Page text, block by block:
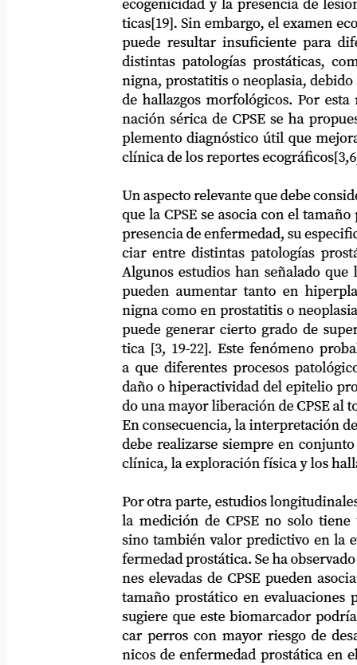
ecogenicidad y la presencia de lesiones
ticas[19]. Sin embargo, el examen
puede resultar insuficiente para
distintas patologías prostáticas, como
nigna, prostatitis o neoplasia, debido a la
de hallazgos morfológicos. Por esta
nación sérica de CPSE se ha propuesto
plemento diagnóstico útil que mejora la
clínica de los reportes
Un aspecto relevante que debe
que la CPSE se asocia con el tamaño
presencia de enfermedad, su
ciar entre distintas patologías
Algunos estudios han señalado que los
pueden aumentar tanto en hiperplasia
nigna como en prostatitis o neoplasia
puede generar cierto grado de
tica [3, 19-22]. Este fenómeno
a que diferentes procesos patológicos
daño o hiperactividad del epitelio
do una mayor liberación de CPSE al
En consecuencia, la interpretación de
debe realizarse siempre en conjunto con
clínica, la exploración física y los
Por otra parte, estudios longitudinales
la medición de CPSE no solo tiene
sino también valor predictivo en la
fermedad prostática. Se ha observado que
nes elevadas de CPSE pueden asociarse
tamaño prostático en evaluaciones
sugiere que este biomarcador podría
car perros con mayor riesgo de
nicos de enfermedad prostática en el